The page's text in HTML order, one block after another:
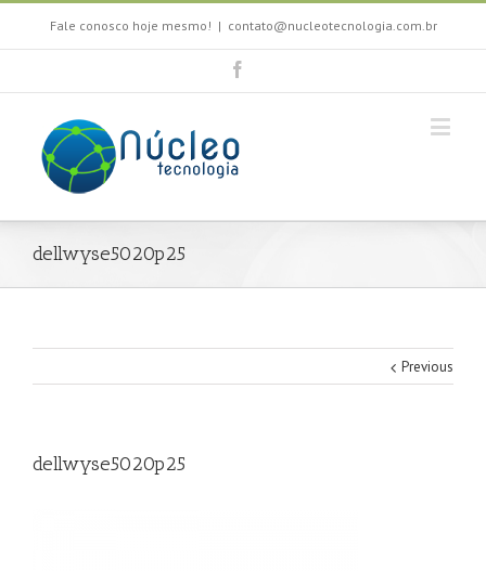
Fale conosco hoje mesmo! | contato@nucleotecnologia.com.br
dellwyse5020p25
Previous
dellwyse5020p25